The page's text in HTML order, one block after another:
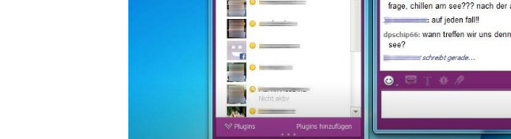
n
i
.